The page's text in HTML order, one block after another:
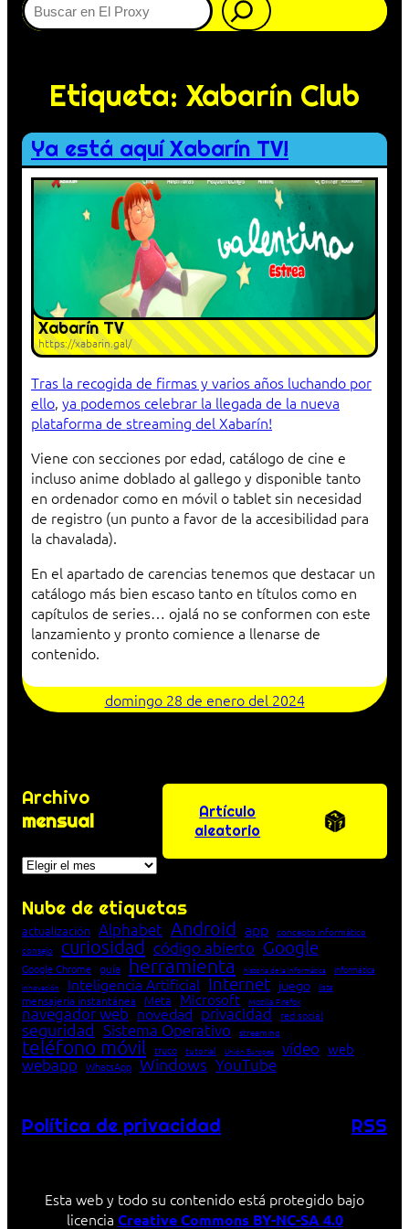
Etiqueta: Xabarín Club
Ya está aquí Xabarín TV!
Xabarín TV
https://xabarin.gal/
Tras la recogida de firmas y varios años luchando por
ello, ya podemos celebrar la llegada de la nueva
plataforma de streaming del Xabarín!
Viene con secciones por edad, catálogo de cine e
incluso anime doblado al gallego y disponible tanto
en ordenador como en móvil o tablet sin necesidad
de registro (un punto a favor de la accesibilidad para
la chavalada).
En el apartado de carencias tenemos que destacar un
catálogo más bien escaso tanto en títulos como en
capítulos de series… ojalá no se conformen con este
lanzamiento y pronto comience a llenarse de
contenido.
domingo 28 de enero del 2024
Archivo
mensual
Archivos
Artículo
aleatorio
Nube de etiquetas
actualización Alphabet Android app concepto informático
consejo
curiosidad código abierto Google
Google Chrome guía herramienta historia de la Informática Informática
innovación Inteligencia Artificial Internet juego lista
mensajería instantánea Meta Microsoft Mozilla Firefox
navegador web novedad privacidad red social
seguridad Sistema Operativo streaming
teléfono móvil truco tutorial Unión Europea vídeo web
webapp WhatsApp Windows YouTube
Política de privacidad RSS
Esta web y todo su contenido está protegido bajo
licencia Creative Commons BY-NC-SA 4.0